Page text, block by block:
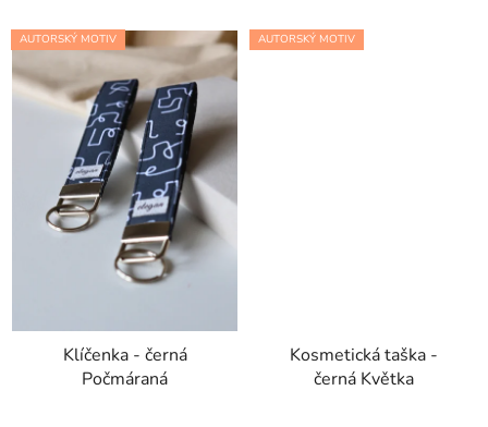
AUTORSKÝ MOTIV
Klíčenka - černá
Počmáraná
AUTORSKÝ MOTIV
Kosmetická taška -
černá Květka